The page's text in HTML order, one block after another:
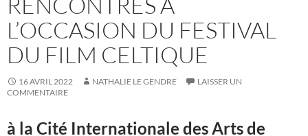
L’OCCASION DU FESTIVAL
DU FILM CELTIQUE
16 AVRIL 2022 NATHALIE LE GENDRE
LAISSER UN
COMMENTAIRE
à la Cité Internationale des Arts de